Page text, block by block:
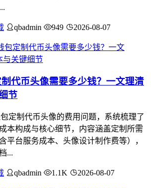
qbadmin 949 2026-08-07
代币头像需要多少钱？一文理清
节
定制代币头像的费用问题，系统梳理了
本构成与核心细节，内容涵盖定制所需
平台服务成本、头像设计制作费等），
...
qbadmin 1.1K 2026-08-07